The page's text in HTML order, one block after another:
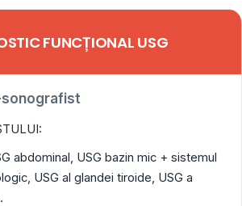
FUNCȚIONAL USG
abdominal, USG bazin mic + sistemul
USG al glandei tiroide, USG a